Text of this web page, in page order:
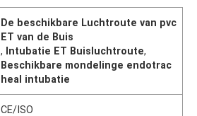
De beschikbare Luchtroute van pvc
ET van de Buis
, Intubatie ET Buisluchtroute,
Beschikbare mondelinge endotrac
heal intubatie
CE/ISO